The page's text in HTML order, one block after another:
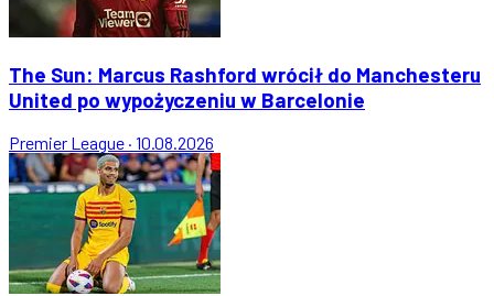
The Sun: Marcus Rashford wrócił do Manchesteru
United po wypożyczeniu w Barcelonie
Premier League · 10.08.2026